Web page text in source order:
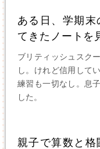
ある日、学期末
てきたノートを
ブリティッシュスク
し。けれど信用して
練習も一切なし。息
した。
親子で算数と